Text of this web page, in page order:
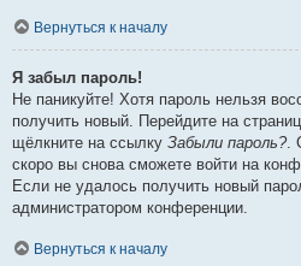
Вернуться к началу
Я забыл пароль!
Не паникуйте! Хотя пароль нельзя
получить новый. Перейдите на
щёлкните на ссылку Забыли пароль?.
скоро вы снова сможете войти на
Если не удалось получить новый
администратором конференции.
Вернуться к началу